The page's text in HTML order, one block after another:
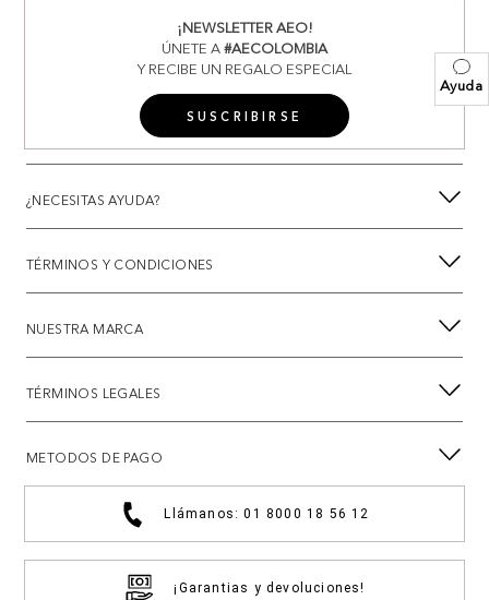
Ayuda
¡NEWSLETTER AEO!
ÚNETE A#AECOLOMBIA
Y RECIBE UN REGALO ESPECIAL
SUSCRIBIRSE
¿NECESITAS AYUDA?
TÉRMINOS Y CONDICIONES
NUESTRA MARCA
TÉRMINOS LEGALES
METODOS DE PAGO
Llámanos: 01 8000 18 56 12
¡Garantias y devoluciones!